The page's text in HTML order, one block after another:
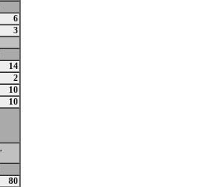
6
3
14
2
10
10
80